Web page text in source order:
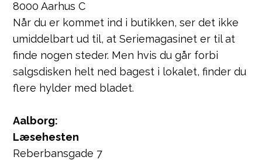
8000 Aarhus C
Når du er kommet ind i butikken, ser det ikke
umiddelbart ud til, at Seriemagasinet er til at
finde nogen steder. Men hvis du går forbi
salgsdisken helt ned bagest i lokalet, finder du
flere hylder med bladet.
Aalborg:
Læsehesten
Reberbansgade 7